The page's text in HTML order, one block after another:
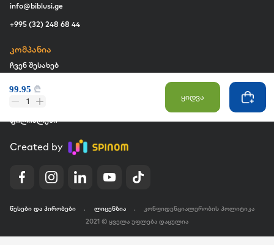
99.95 ₾
1 ყიდვა
info@biblusi.ge
+995 (32) 248 68 44
კომპანია
ჩვენ შესახებ
ვაკანსია
კომერციული შესყიდვები
ფილიალები
Created by
წესები და პირობები . ლიცენზია .
კონფიდენციალურობის პოლიტიკა
2021 © ყველა უფლება დაცულია